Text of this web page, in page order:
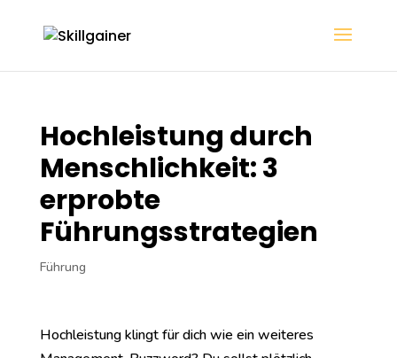
Hochleistung durch
Menschlichkeit: 3
erprobte
Führungsstrategien
Führung
Hochleistung klingt für dich wie ein weiteres